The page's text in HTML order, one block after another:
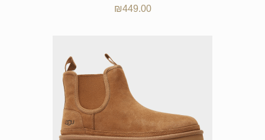
₪449.00